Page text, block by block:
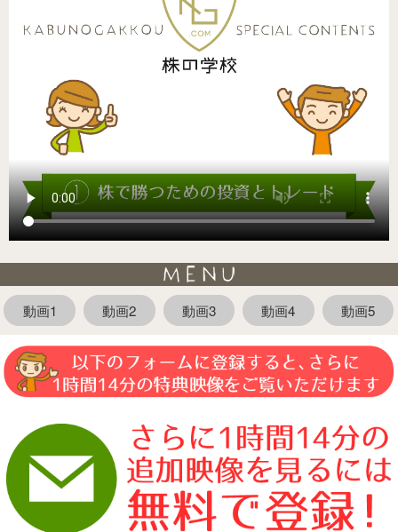
動画1 動画2 動画3 動画4 動画5